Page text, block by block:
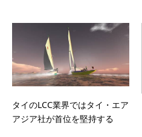
タイのLCC業界ではタイ・エア
アジア社が首位を堅持する